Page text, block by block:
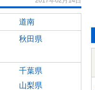
道南
秋田県
千葉県
山梨県